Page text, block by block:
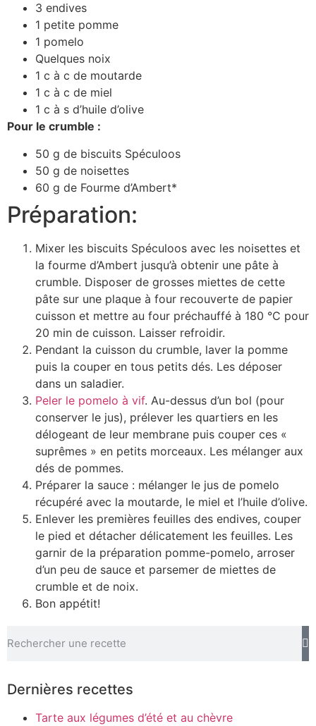
3 endives
1 petite pomme
1 pomelo
Quelques noix
1 c à c de moutarde
1 c à c de miel
1 c à s d’huile d’olive
Pour le crumble :
50 g de biscuits Spéculoos
50 g de noisettes
60 g de Fourme d’Ambert*
Préparation:
Mixer les biscuits Spéculoos avec les noisettes et
la fourme d’Ambert jusqu’à obtenir une pâte à
crumble. Disposer de grosses miettes de cette
pâte sur une plaque à four recouverte de papier
cuisson et mettre au four préchauffé à 180 °C pour
20 min de cuisson. Laisser refroidir.
Pendant la cuisson du crumble, laver la pomme
puis la couper en tous petits dés. Les déposer
dans un saladier.
Peler le pomelo à vif. Au-dessus d’un bol (pour
conserver le jus), prélever les quartiers en les
délogeant de leur membrane puis couper ces «
suprêmes » en petits morceaux. Les mélanger aux
dés de pommes.
Préparer la sauce : mélanger le jus de pomelo
récupéré avec la moutarde, le miel et l’huile d’olive.
Enlever les premières feuilles des endives, couper
le pied et détacher délicatement les feuilles. Les
garnir de la préparation pomme-pomelo, arroser
d’un peu de sauce et parsemer de miettes de
crumble et de noix.
Bon appétit!
Dernières recettes
Tarte aux légumes d’été et au chèvre